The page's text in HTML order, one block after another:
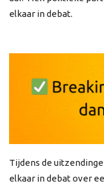
elkaar in debat.
Tijdens de
elkaar in debat over